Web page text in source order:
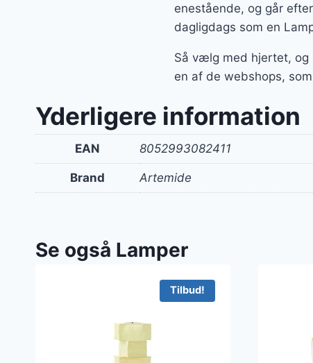
enestående, og går
dagligdags som en
Så vælg med hjertet, og
en af de webshops,
Yderligere information
EAN 8052993082411
Brand Artemide
Se også Lamper
Tilbud!